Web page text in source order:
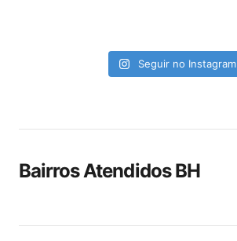
Seguir no Instagram
Bairros Atendidos BH